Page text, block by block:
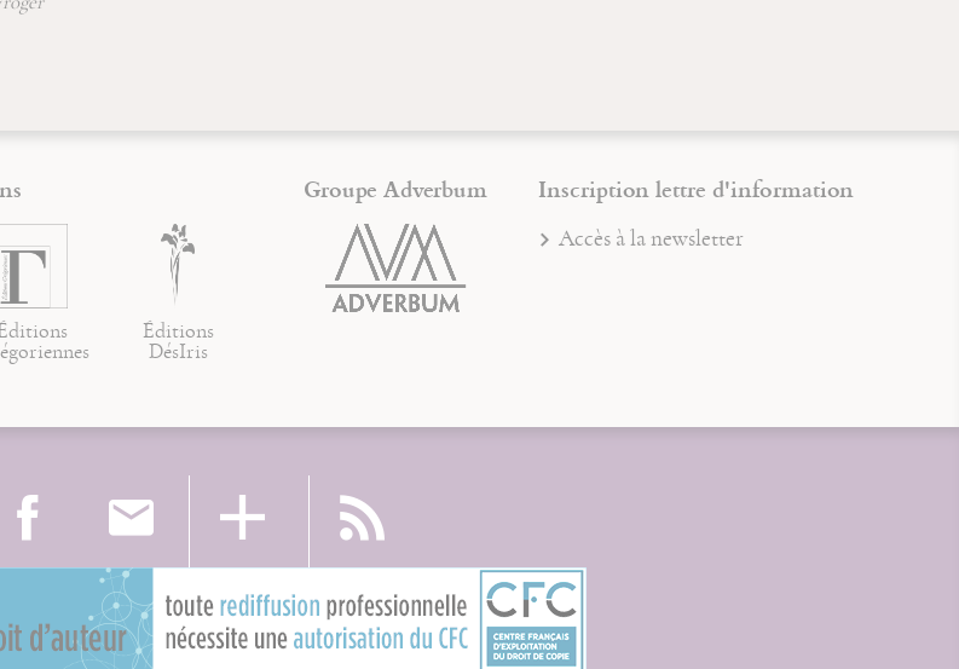
Éditions
DésIris
Groupe Adverbum Inscription lettre d'information
Accès à la newsletter